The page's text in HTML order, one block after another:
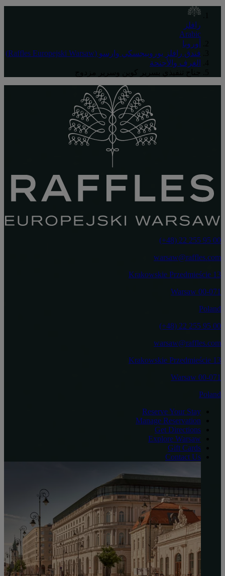
رافلز
Arabic
أوروبا
فندق رافلز يوروبيجسكي وارسو (Raffles Europejski Warsaw)
الغرف والأجنحة
‎(+48) 22 255 95 00‏
warsaw@raffles.com
Krakowskie Przedmieście 13
00-071 Warsaw
Poland
‎(+48) 22 255 95 00‏
warsaw@raffles.com
Krakowskie Przedmieście 13
00-071 Warsaw
Poland
Reserve Your Stay
Manage Reservation
Get Directions
Explore Warsaw
Gift Cards
Contact Us